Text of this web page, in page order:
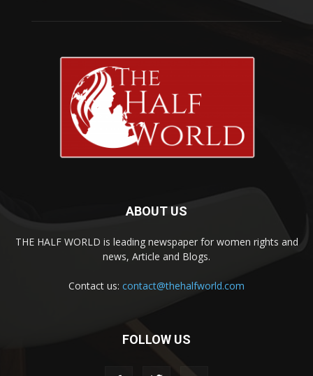
ABOUT US
THE HALF WORLD is leading newspaper for women rights and
news, Article and Blogs.
Contact us: contact@thehalfworld.com
FOLLOW US